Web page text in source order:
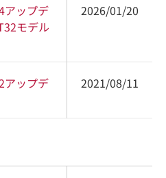
アップデ
モデル
2026/01/20
アップデ
2021/08/11